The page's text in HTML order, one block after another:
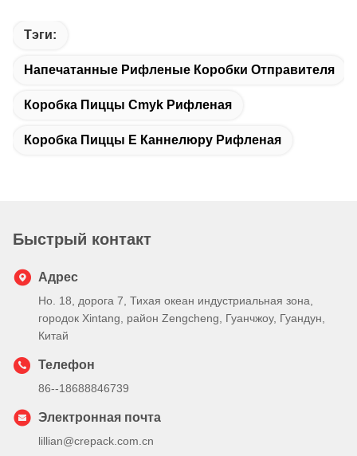
Тэги:
Напечатанные Рифленые Коробки Отправителя
Коробка Пиццы Cmyk Рифленая
Коробка Пиццы E Каннелюру Рифленая
Быстрый контакт
Адрес
Но. 18, дорога 7, Тихая океан индустриальная зона,
городок Xintang, район Zengcheng, Гуанчжоу, Гуандун,
Китай
Телефон
86--18688846739
Электронная почта
lillian@crepack.com.cn